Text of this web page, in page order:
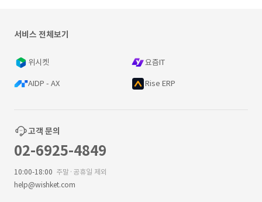
서비스 전체보기
위시켓 요즘IT
AIDP - AX Rise ERP
고객 문의
02-6925-4849
10:00-18:00 주말·공휴일 제외
help@wishket.com